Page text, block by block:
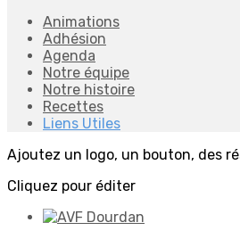
Animations
Adhésion
Agenda
Notre équipe
Notre histoire
Recettes
Liens Utiles
Ajoutez un logo, un bouton, des
Cliquez pour éditer